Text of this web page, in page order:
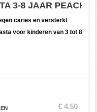
3-8 JAAR PEACH
€ 4.50
cariës en versterkt
voor kinderen van 3 tot 8